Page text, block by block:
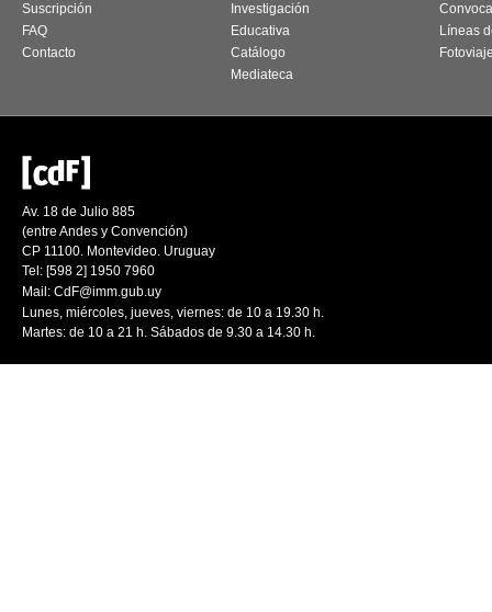
Suscripción
FAQ
Contacto
Investigación
Educativa
Catálogo
Mediateca
Líneas
Av. 18 de Julio 885
(entre Andes y Convención)
CP 11100. Montevideo. Uruguay
Tel: [598 2] 1950 7960
Mail: CdF@imm.gub.uy
Lunes, miércoles, jueves, viernes: de 10 a 19.30 h.
Martes: de 10 a 21 h. Sábados de 9.30 a 14.30 h.